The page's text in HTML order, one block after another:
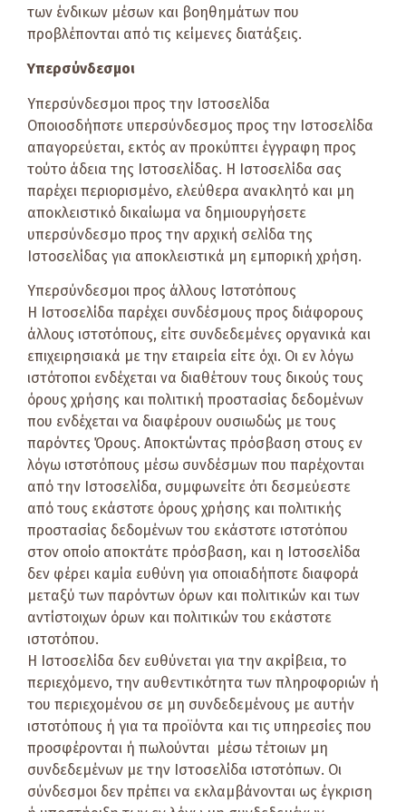
των ένδικων μέσων και βοηθημάτων που
προβλέπονται από τις κείμενες διατάξεις.
Υπερσύνδεσμοι
Υπερσύνδεσμοι προς την Ιστοσελίδα
Οποιοσδήποτε υπερσύνδεσμος προς την Ιστοσελίδα
απαγορεύεται, εκτός αν προκύπτει έγγραφη προς
τούτο άδεια της Ιστοσελίδας. Η Ιστοσελίδα σας
παρέχει περιορισμένο, ελεύθερα ανακλητό και μη
αποκλειστικό δικαίωμα να δημιουργήσετε
υπερσύνδεσμο προς την αρχική σελίδα της
Ιστοσελίδας για αποκλειστικά μη εμπορική χρήση.
Υπερσύνδεσμοι προς άλλους Ιστοτόπους
Η Ιστοσελίδα παρέχει συνδέσμους προς διάφορους
άλλους ιστοτόπους, είτε συνδεδεμένες οργανικά και
επιχειρησιακά με την εταιρεία είτε όχι. Οι εν λόγω
ιστότοποι ενδέχεται να διαθέτουν τους δικούς τους
όρους χρήσης και πολιτική προστασίας δεδομένων
που ενδέχεται να διαφέρουν ουσιωδώς με τους
παρόντες Όρους. Αποκτώντας πρόσβαση στους εν
λόγω ιστοτόπους μέσω συνδέσμων που παρέχονται
από την Ιστοσελίδα, συμφωνείτε ότι δεσμεύεστε
από τους εκάστοτε όρους χρήσης και πολιτικής
προστασίας δεδομένων του εκάστοτε ιστοτόπου
στον οποίο αποκτάτε πρόσβαση, και η Ιστοσελίδα
δεν φέρει καμία ευθύνη για οποιαδήποτε διαφορά
μεταξύ των παρόντων όρων και πολιτικών και των
αντίστοιχων όρων και πολιτικών του εκάστοτε
ιστοτόπου.
Η Ιστοσελίδα δεν ευθύνεται για την ακρίβεια, το
περιεχόμενο, την αυθεντικότητα των πληροφοριών ή
του περιεχομένου σε μη συνδεδεμένους με αυτήν
ιστοτόπους ή για τα προϊόντα και τις υπηρεσίες που
προσφέρονται ή πωλούνται μέσω τέτοιων μη
συνδεδεμένων με την Ιστοσελίδα ιστοτόπων. Οι
σύνδεσμοι δεν πρέπει να εκλαμβάνονται ως έγκριση